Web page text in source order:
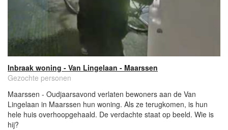
Inbraak woning - Van Lingelaan - Maarssen
Gezochte personen
Maarssen - Oudjaarsavond verlaten bewoners aan de Van
Lingelaan in Maarssen hun woning. Als ze terugkomen, is hun
hele huis overhoopgehaald. De verdachte staat op beeld. Wie is
hij?